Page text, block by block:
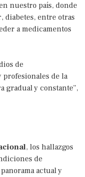
nuestro país, donde
diabetes, entre otras
a medicamentos
de
de la
gradual y constante”,
, los hallazgos
de
actual y